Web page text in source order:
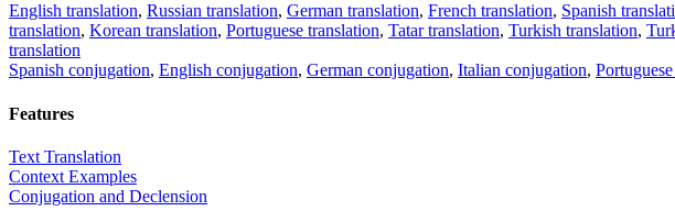
English translation, Russian translation, German translation, French translation, Spanish
translation, Korean translation, Portuguese translation, Tatar translation, Turkish translation,
translation
Spanish conjugation, English conjugation, German conjugation, Italian conjugation,
Features
Text Translation
Context Examples
Conjugation and Declension